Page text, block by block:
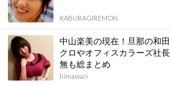
KABURAGIREMON
中山楽美の現在！旦那の和
クロやオフィスカラーズ社
無も総まとめ
himawari